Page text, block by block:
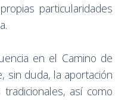
particularidades
en el Camino de
sin duda, la aportación
así como